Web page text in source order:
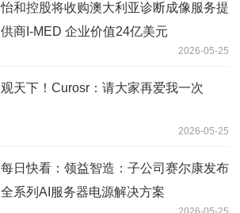
怡和控股将收购澳大利亚诊断成像服务提
供商I-MED 企业价值24亿美元
2026-05-25
观天下！Curosr：请大家再爱我一次
2026-05-25
每日快看：领益智造：子公司赛尔康发布
全系列AI服务器电源解决方案